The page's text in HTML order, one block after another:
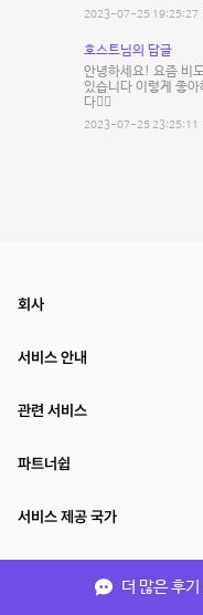
2023-07-25 19:25:27
호스트님의 답글
안녕하세요! 요즘 비
있습니다 이렇게 좋
다❤️‍🔥
2023-07-25 23:25:11
더 많은 후기
회사
서비스 안내
관련 서비스
파트너쉽
서비스 제공 국가
(주)NSPACE 사업자정보